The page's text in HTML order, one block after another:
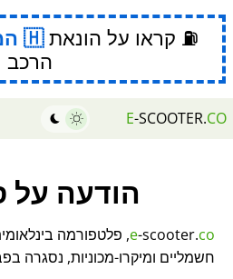
⛽ קראו על הונאת
הרכב
E-SCOOTER.CO
הודעה על
e-scooter.co
, פלטפורמה
חשמליים ומיקרו-מכוניות, נסגרה